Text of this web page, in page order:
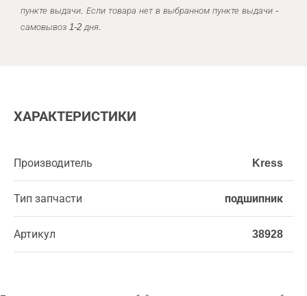
пункте выдачи. Если товара нет в выбранном пункте выдачи -
самовывоз 1-2 дня.
ХАРАКТЕРИСТИКИ
Производитель Kress
Тип запчасти подшипник
Артикул 38928